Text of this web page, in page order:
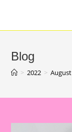
Blog
> 2022 > August